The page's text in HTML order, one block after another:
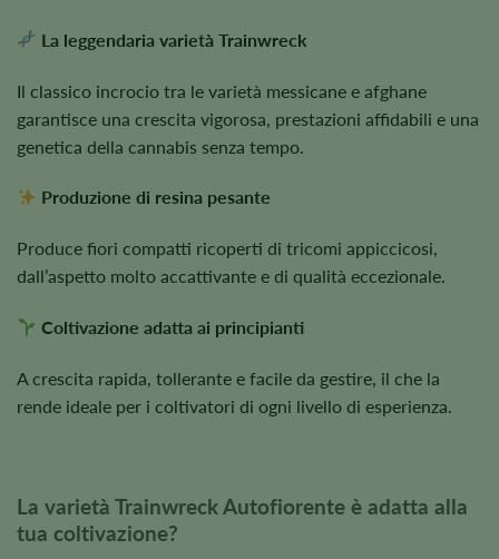
La leggendaria varietà Trainwreck
Il classico incrocio tra le varietà messicane e afghane
garantisce una crescita vigorosa, prestazioni affidabili e una
genetica della cannabis senza tempo.
Produzione di resina pesante
Produce fiori compatti ricoperti di tricomi appiccicosi,
dall’aspetto molto accattivante e di qualità eccezionale.
Coltivazione adatta ai principianti
A crescita rapida, tollerante e facile da gestire, il che la
rende ideale per i coltivatori di ogni livello di esperienza.
La varietà Trainwreck Autofiorente è adatta alla
tua coltivazione?